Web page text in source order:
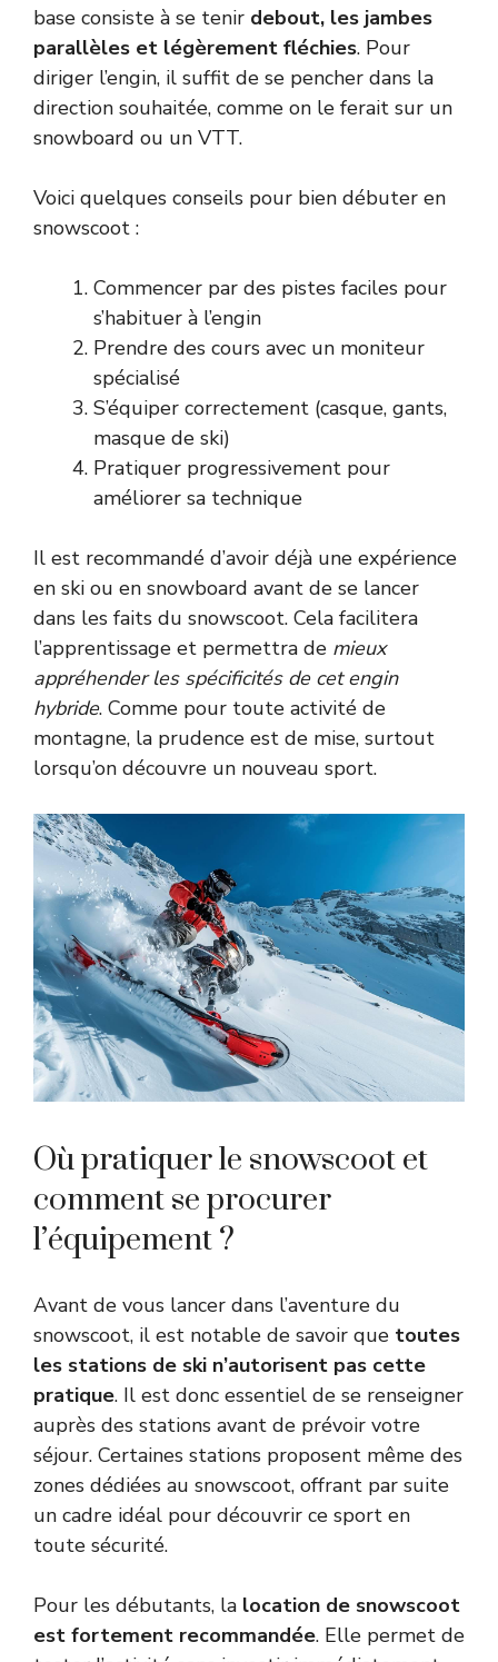
base consiste à se tenir debout, les jambes
parallèles et légèrement fléchies. Pour
diriger l’engin, il suffit de se pencher dans la
direction souhaitée, comme on le ferait sur un
snowboard ou un VTT.
Voici quelques conseils pour bien débuter en
snowscoot :
Commencer par des pistes faciles pour
s’habituer à l’engin
Prendre des cours avec un moniteur
spécialisé
S’équiper correctement (casque, gants,
masque de ski)
Pratiquer progressivement pour
améliorer sa technique
Il est recommandé d’avoir déjà une expérience
en ski ou en snowboard avant de se lancer
dans les faits du snowscoot. Cela facilitera
l’apprentissage et permettra de mieux
appréhender les spécificités de cet engin
hybride. Comme pour toute activité de
montagne, la prudence est de mise, surtout
lorsqu’on découvre un nouveau sport.
Où pratiquer le snowscoot et
comment se procurer
l’équipement ?
Avant de vous lancer dans l’aventure du
snowscoot, il est notable de savoir que toutes
les stations de ski n’autorisent pas cette
pratique. Il est donc essentiel de se renseigner
auprès des stations avant de prévoir votre
séjour. Certaines stations proposent même des
zones dédiées au snowscoot, offrant par suite
un cadre idéal pour découvrir ce sport en
toute sécurité.
Pour les débutants, la location de snowscoot
est fortement recommandée. Elle permet de